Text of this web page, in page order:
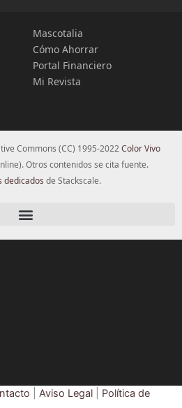
Mascotalia
Cómo Ahorrar
Portal Financiero
Mi Revista
Commons (CC) 1995-2022Color Vivo
Otros contenidos se cita fuente.
dedicados de Stackscale.
Aviso Legal
Política de